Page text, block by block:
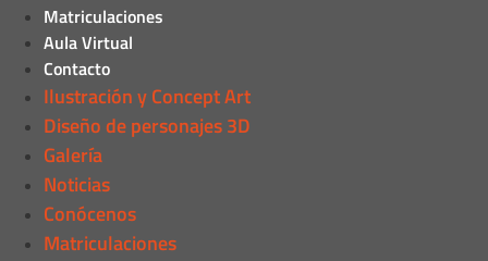
Matriculaciones
Aula Virtual
Contacto
Ilustración y Concept Art
Diseño de personajes 3D
Galería
Noticias
Conócenos
Matriculaciones